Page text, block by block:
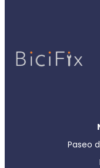
Paseo